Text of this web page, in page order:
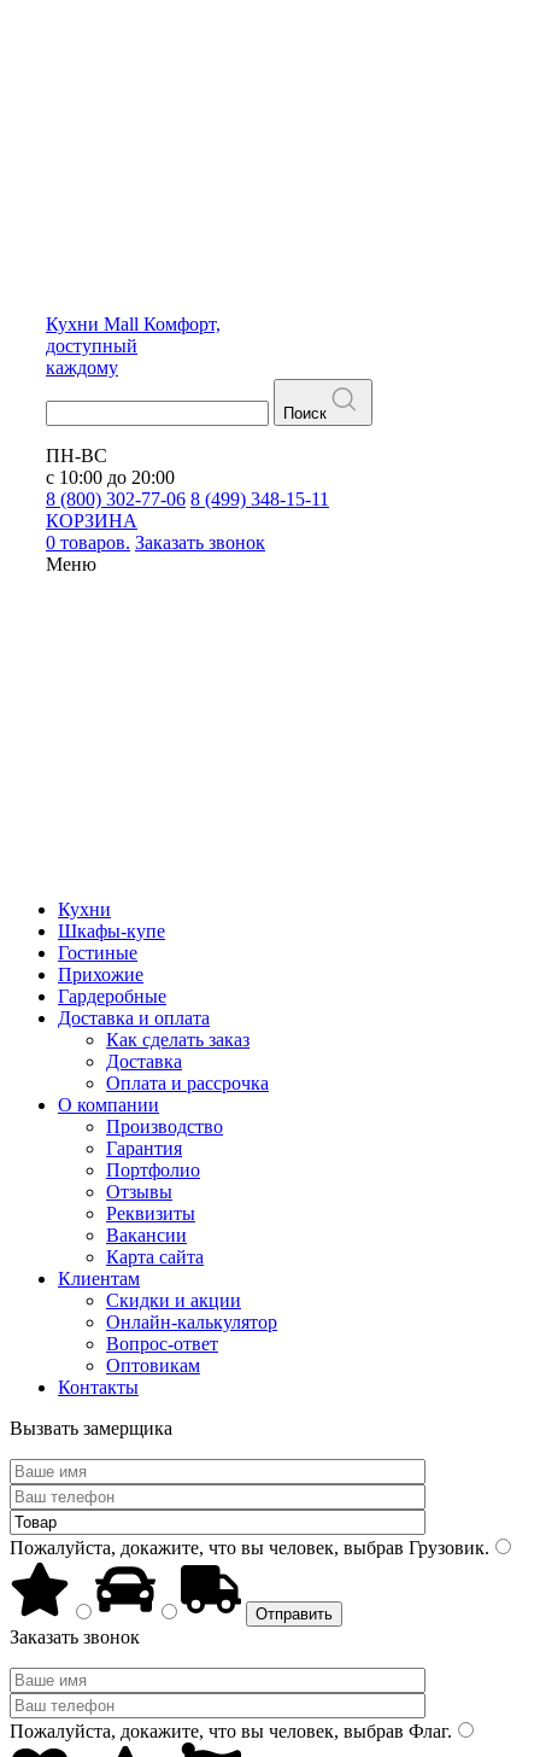
Кухни Mall Комфорт,
доступный
каждому
Поиск
ПН-ВС
с 10:00 до 20:00
8 (800) 302-77-06 8 (499) 348-15-11
КОРЗИНА
0 товаров. Заказать звонок
Меню
Кухни
Шкафы-купе
Гостиные
Прихожие
Гардеробные
Доставка и оплата
Как сделать заказ
Доставка
Оплата и рассрочка
О компании
Производство
Гарантия
Портфолио
Отзывы
Реквизиты
Вакансии
Карта сайта
Клиентам
Скидки и акции
Онлайн-калькулятор
Вопрос-ответ
Оптовикам
Контакты
Вызвать замерщика
Пожалуйста, докажите, что вы человек, выбрав Грузовик.
Заказать звонок
Пожалуйста, докажите, что вы человек, выбрав Флаг.